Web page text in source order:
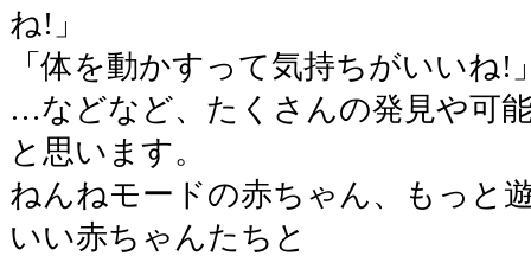
ね!」
「体を動かすって気持ちがいいね!
…などなど、たくさんの発見や可
と思います。
ねんねモードの赤ちゃん、もっと
いい赤ちゃんたちと